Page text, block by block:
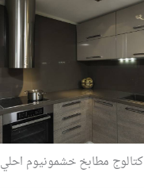
كتالوج مطابخ خشمونيوم احلي